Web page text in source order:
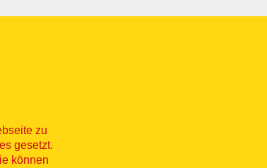
zu
gesetzt.
können